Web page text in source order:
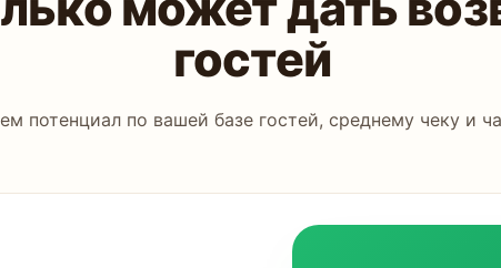
гостей
потенциал по вашей базе гостей, среднему чеку и